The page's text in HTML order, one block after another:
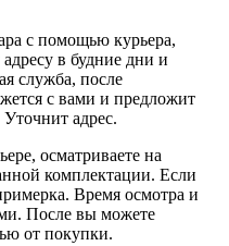
с помощью курьера,
в будние дни и
служба, после
с вами и предложит
адрес.
осматриваете на
комплектации. Если
Время осмотра и
После вы можете
от покупки.